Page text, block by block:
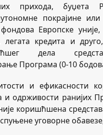
прихода, буџета
покрајине
Европске
легата кредита и
дела
Програма (0-10
и ефикасности
и одрживости ранијих
коришћшена
уговорне